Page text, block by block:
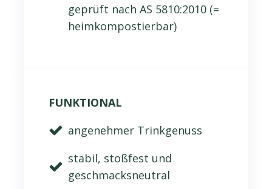
geprüft nach AS 5810:2010 (=
heimkompostierbar)
FUNKTIONAL
angenehmer Trinkgenuss
stabil, stoßfest und
geschmacksneutral